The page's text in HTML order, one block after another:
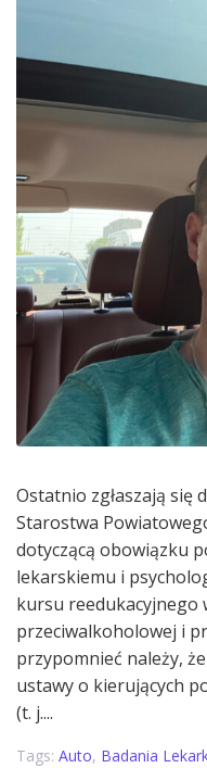
Ostatnio zgłaszają się
Starostwa
dotyczącą obowiązku
lekarskiemu i
kursu reedukacyjnego
przeciwalkoholowej i
przypomnieć należy,
ustawy o kierujących
(t. j....
Tags: Auto, Badania